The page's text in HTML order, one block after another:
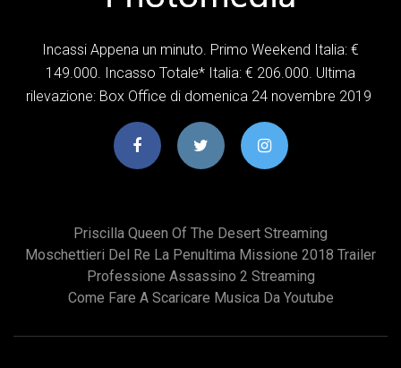
Incassi Appena un minuto. Primo Weekend Italia: €
149.000. Incasso Totale* Italia: € 206.000. Ultima
rilevazione: Box Office di domenica 24 novembre 2019
Priscilla Queen Of The Desert Streaming
Moschettieri Del Re La Penultima Missione 2018 Trailer
Professione Assassino 2 Streaming
Come Fare A Scaricare Musica Da Youtube